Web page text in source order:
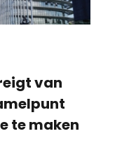
van
te maken